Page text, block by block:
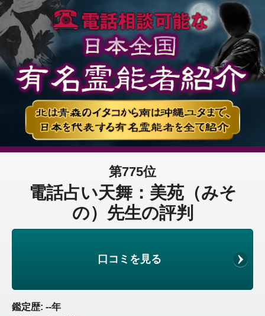
第775位
電話占い天舞：美苑（みそ
の）先生の評判
口コミを見る
鑑定歴: --年